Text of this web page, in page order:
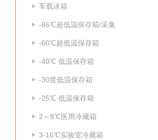
车载冰箱
-86℃超低温保存箱/采集
-60℃超低温保存箱
-40℃ 低温保存箱
-30度低温保存箱
-25℃ 低温保存箱
2～8℃医用冷藏箱
3-16℃实验室冷藏箱